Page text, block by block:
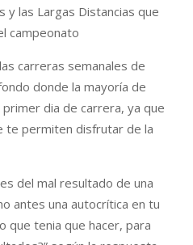
y las Largas Distancias que
campeonato
carreras semanales de
donde la mayoría de
dia de carrera, ya que
te permiten disfrutar de la
del mal resultado de una
antes una autocrítica en tu
que tenia que hacer, para